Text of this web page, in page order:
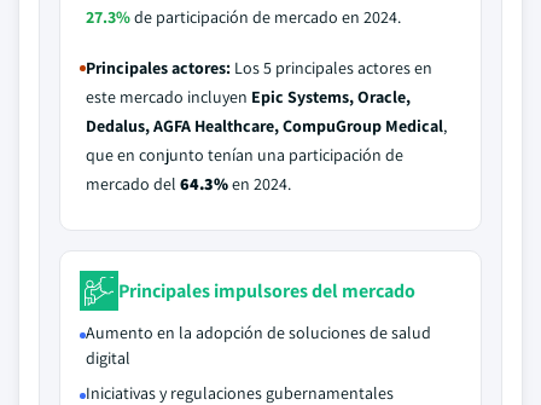
27.3%de participación de mercado en 2024.
Principales actores: Los 5 principales actores en
este mercado incluyen Epic Systems, Oracle,
Dedalus, AGFA Healthcare, CompuGroup Medical,
que en conjunto tenían una participación de
mercado del 64.3%en 2024.
Principales impulsores del mercado
Aumento en la adopción de soluciones de salud
digital
Iniciativas y regulaciones gubernamentales